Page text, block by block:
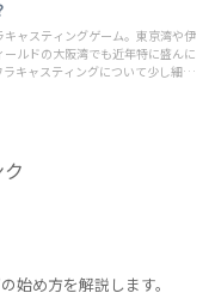
ャスティングゲーム。東京湾や伊
ルドの大阪湾でも近年特に盛んに
キャスティングについて少し細か
始め方を解説します。